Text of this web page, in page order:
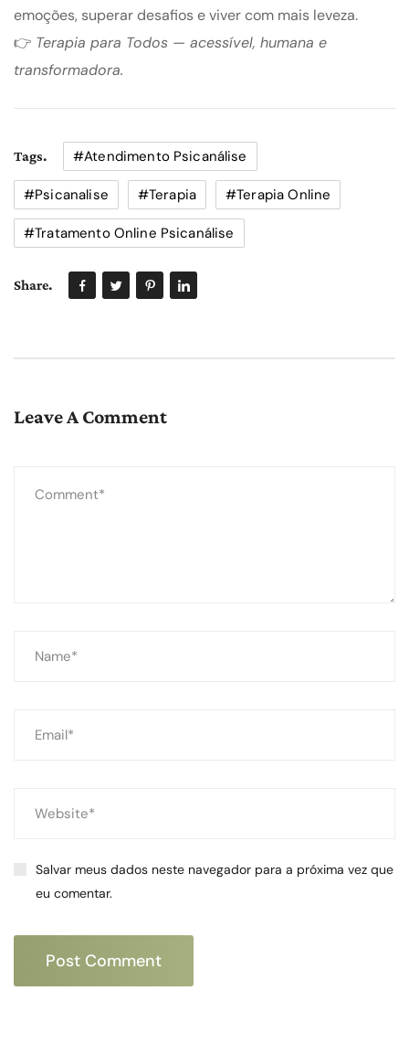
emoções, superar desafios e viver com mais leveza.
👉 Terapia para Todos — acessível, humana e
transformadora.
Tags. #atendimento Psicanálise
#psicanalise #terapia #terapia Online
#tratamento Online Psicanálise
Share.
Leave A Comment
Salvar meus dados neste navegador para a próxima vez que
eu comentar.